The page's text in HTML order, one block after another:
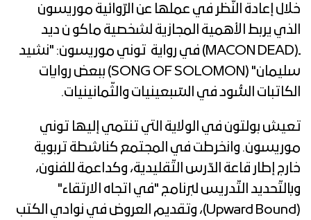
خلال إعادة النّظر في عملها عن الرّوائية موريسون
الذي يربط الأهمية المجازية لشخصية ماكو ن ديد
ـ(MACON DEAD) في رواية توني موريسون: "نشيد
سليمان" (SONG OF SOLOMON) ببعض روايات
الكاتبات السُّود في السّبعينيات والثّمانينيات.
تعيش بولتون في الولاية التي تنتمي إليها توني
موريسون. وانخرطت في المجتمع كناشطة تربوية
خارج إطار قاعة الدّرس التّقليدية، وكداعمة للفنون،
وبالتّحديد التّدريس لبرنامج "في اتجاه الارتقاء"
(Upward Bound)، وتقديم العروض في نوادي الكتب